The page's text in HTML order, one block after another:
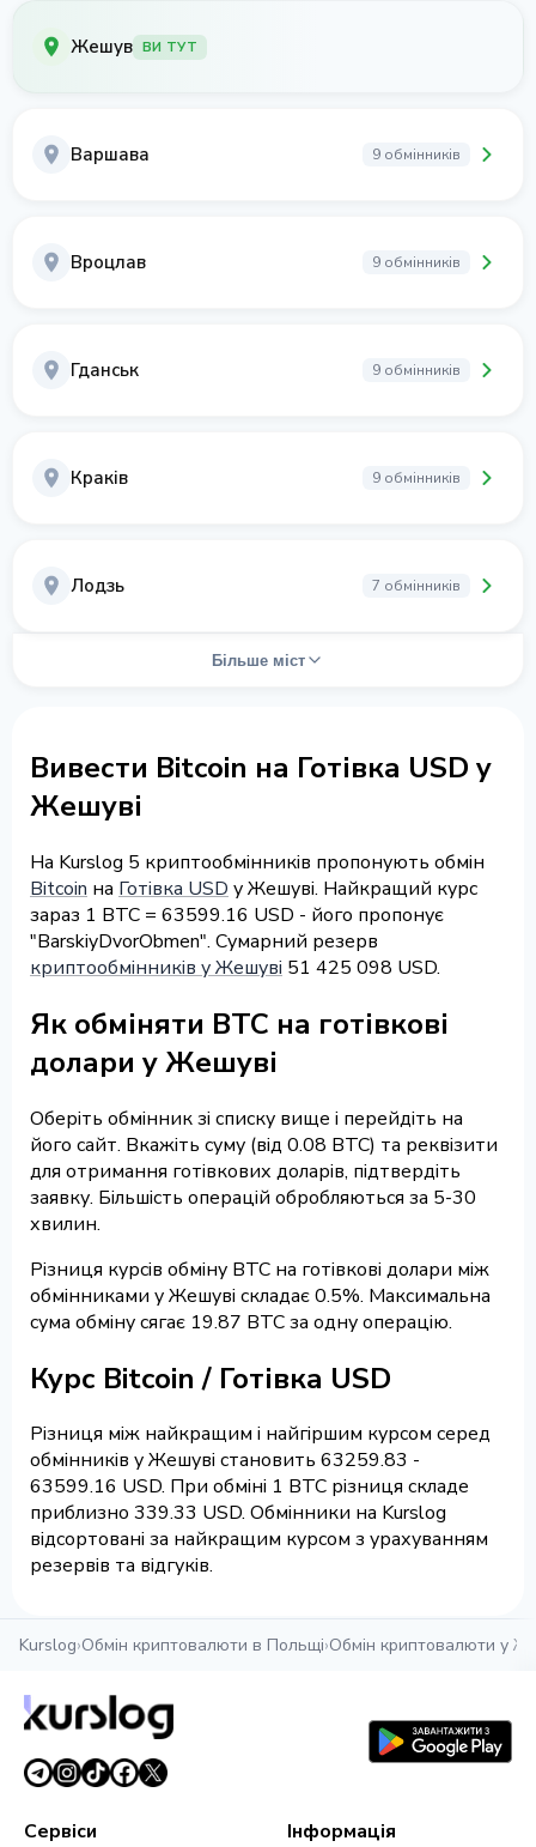
Жешув ВИ ТУТ
Варшава 9 обмінників
Вроцлав 9 обмінників
Гданськ 9 обмінників
Краків 9 обмінників
Лодзь 7 обмінників
Більше міст
Вивести Bitcoin на Готівка USD у
Жешуві
На Kurslog 5 криптообмінників пропонують обмін
Bitcoin на Готівка USD у Жешуві. Найкращий курс
зараз 1 BTC = 63599.16 USD - його пропонує
"BarskiyDvorObmen". Сумарний резерв
криптообмінників у Жешуві 51 425 098 USD.
Як обміняти BTC на готівкові
долари у Жешуві
Оберіть обмінник зі списку вище і перейдіть на
його сайт. Вкажіть суму (від 0.08 BTC) та реквізити
для отримання готівкових доларів, підтвердіть
заявку. Більшість операцій обробляються за 5-30
хвилин.
Різниця курсів обміну BTC на готівкові долари між
обмінниками у Жешуві складає 0.5%. Максимальна
сума обміну сягає 19.87 BTC за одну операцію.
Курс Bitcoin / Готівка USD
Різниця між найкращим і найгіршим курсом серед
обмінників у Жешуві становить 63259.83 -
63599.16 USD. При обміні 1 BTC різниця складе
приблизно 339.33 USD. Обмінники на Kurslog
відсортовані за найкращим курсом з урахуванням
резервів та відгуків.
Kurslog›Обмін криптовалюти в Польщі›Обмін криптовалюти у
Сервіси Інформація